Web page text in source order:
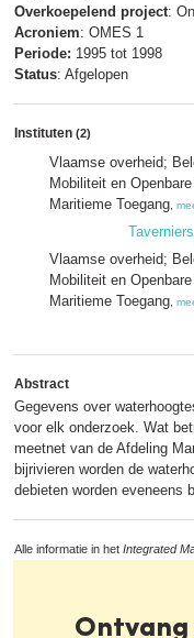
Overkoepelend project:
Acroniem: OMES 1
Periode: 1995 tot 1998
Status: Afgelopen
Instituten (2)
Vlaamse overheid;
Mobiliteit en
Maritieme Toegang
Vlaamse overheid;
Mobiliteit en
Maritieme Toegang
Abstract
Gegevens over
voor elk onderzoek. Wat
meetnet van de Afdeling
bijrivieren worden de
debieten worden eveneens
Alle informatie in het Integrated